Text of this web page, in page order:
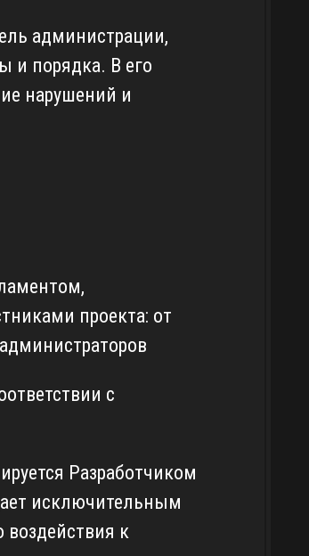
администрации,
и порядка. В его
нарушений и
проекта: от
с
Разработчиком
исключительным
к